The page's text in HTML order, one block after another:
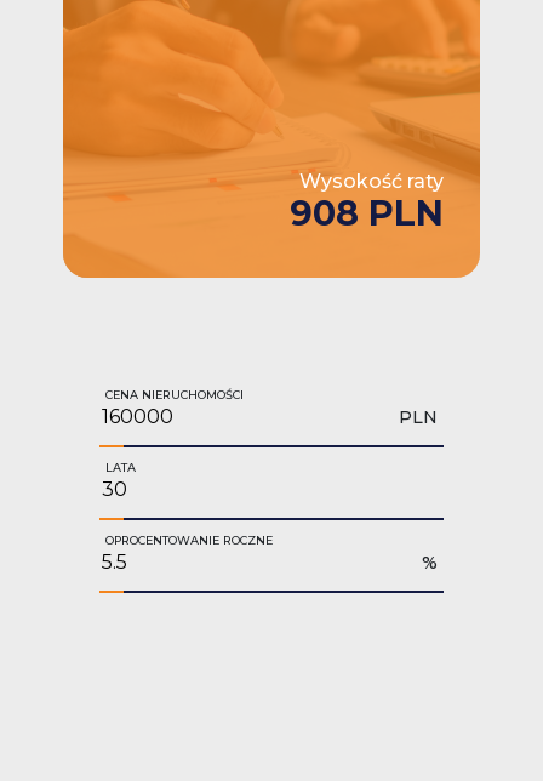
Wysokość raty
908 PLN
CENA NIERUCHOMOŚCI
PLN
LATA
OPROCENTOWANIE ROCZNE
%